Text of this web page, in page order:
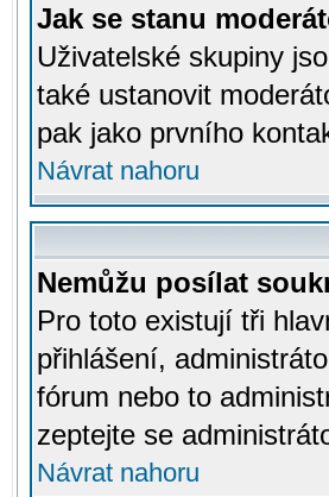
Jak se stanu
Uživatelské skupiny
také ustanovit
pak jako prvního
Návrat nahoru
Nemůžu posílat
Pro toto existují tři
přihlášení,
fórum nebo to
zeptejte se
Návrat nahoru